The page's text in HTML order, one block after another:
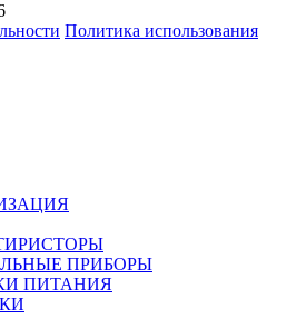
Политика использования
ПРИБОРЫ
ПИТАНИЯ